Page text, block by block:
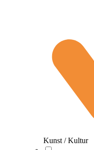
Kunst / Kultur